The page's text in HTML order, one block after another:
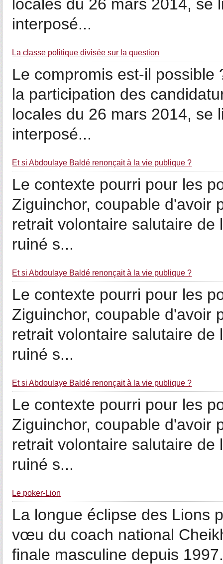
locales du 26 mars 2014, se
interposé...
La classe politique divisée sur la question
Le compromis est-il
la participation des
locales du 26 mars 2014, se
interposé...
Et si Abdoulaye Baldé renonçait à la vie publique ?
Le contexte pourri pour les
Ziguinchor, coupable d'avoir
retrait volontaire salutaire de
ruiné s...
Et si Abdoulaye Baldé renonçait à la vie publique ?
Le contexte pourri pour les
Ziguinchor, coupable d'avoir
retrait volontaire salutaire de
ruiné s...
Et si Abdoulaye Baldé renonçait à la vie publique ?
Le contexte pourri pour les
Ziguinchor, coupable d'avoir
retrait volontaire salutaire de
ruiné s...
Le poker-Lion
La longue éclipse des Lions
vœu du coach national
finale masculine depuis